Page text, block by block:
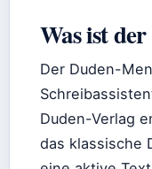
Was ist
Der Duden-
Duden-Verlag
das klassische